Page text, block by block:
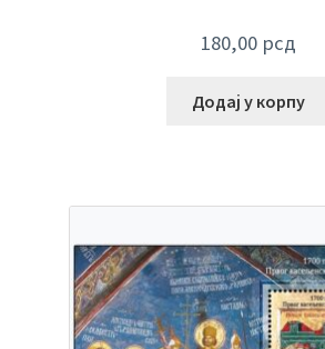
180,00 рсд
Додај у корпу